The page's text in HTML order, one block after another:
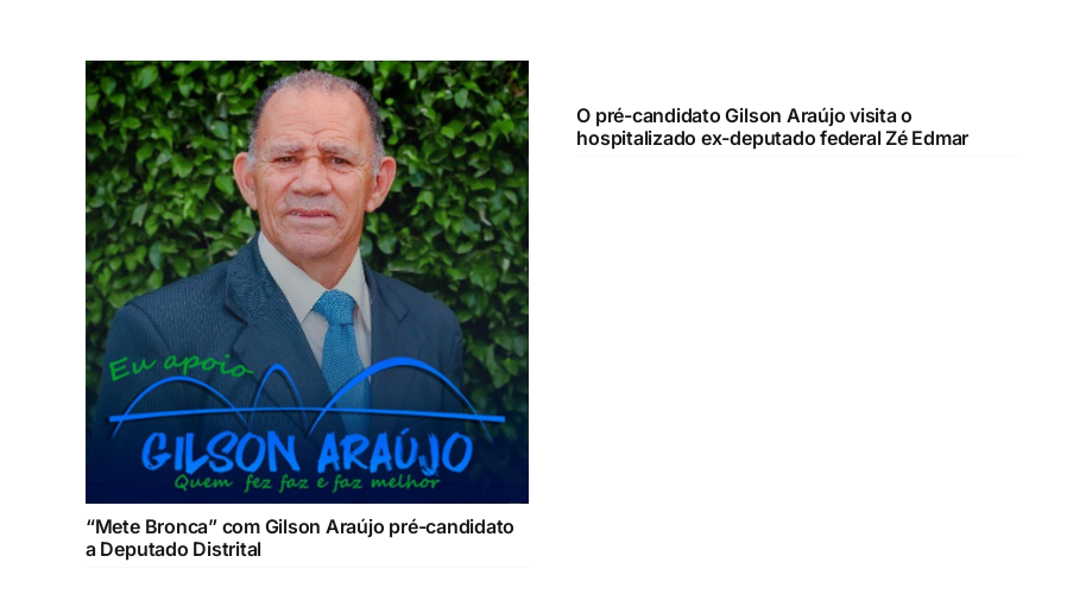
“Mete Bronca” com Gilson Araújo pré-candidato
a Deputado Distrital
O pré-candidato Gilson Araújo visita o
hospitalizado ex-deputado federal Zé Edmar